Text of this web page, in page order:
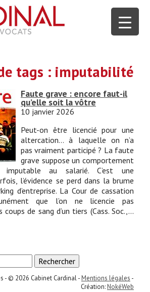
tags : imputabilité
Faute grave : encore faut-il
qu’elle soit la vôtre
10 janvier 2026
Peut-on être licencié pour une
altercation… à laquelle on n’a
pas vraiment participé ? La faute
grave suppose un comportement
imputable au salarié. C’est une
l’évidence se perd dans la brume
d’entreprise. La Cour de cassation
que l’on ne licencie pas
coups de sang d’un tiers (Cass. Soc.,...
Rechercher
- © 2026 Cabinet Cardinal -Mentions légales -
Création:NokéWeb